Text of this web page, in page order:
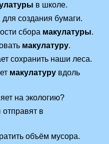
в школе.
для создания бумаги.
сбора макулатуры.
макулатуру.
сохранить наши леса.
макулатуру вдоль
на экологию?
в
объём мусора.